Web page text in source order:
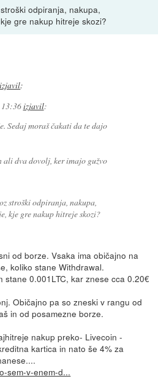
odpiranja, nakupa,
gre nakup hitreje skozi?
izjavil:
13:36izjavil:
Sedaj moraš čakati da te dajo
ali dva dovolj, ker imajo gužvo
stroški odpiranja, nakupa,
kje gre nakup hitreje skozi?
od borze. Vsaka ima običajno na
koliko stane Withdrawal.
stane 0.001LTC, kar znese cca 0.20€
Običajno pa so zneski v rangu od
in od posamezne borze.
nakup preko- Livecoin -
kartica in nato še 4% za
sem-v-enem-d...